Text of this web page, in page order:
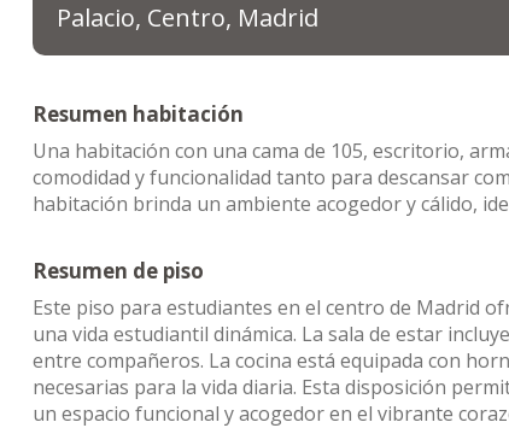
Palacio, Centro, Madrid
Resumen habitación
Una habitación con una cama de 105, escritorio,
comodidad y funcionalidad tanto para descansar
habitación brinda un ambiente acogedor y cálido,
Resumen de piso
Este piso para estudiantes en el centro de Madrid
una vida estudiantil dinámica. La sala de estar
entre compañeros. La cocina está equipada con
necesarias para la vida diaria. Esta disposición
un espacio funcional y acogedor en el vibrante